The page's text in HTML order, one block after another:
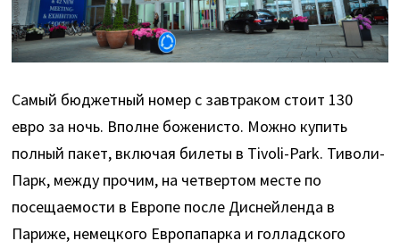
Самый бюджетный номер с завтраком стоит 130
евро за ночь. Вполне боженисто. Можно купить
полный пакет, включая билеты в Tivoli-Park. Тиволи-
Парк, между прочим, на четвертом месте по
посещаемости в Европе после Диснейленда в
Париже, немецкого Европапарка и голладского